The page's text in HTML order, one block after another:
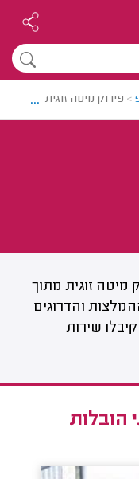
> פירוק מיטה זוגית | דף 5
...
מיטה זוגית מתוך
והדרוגים
שירות
הובלות